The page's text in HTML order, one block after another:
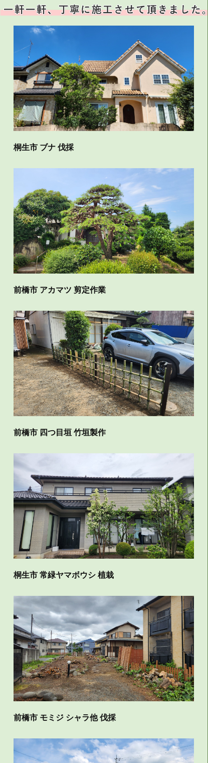
桐生市 ブナ 伐採
前橋市 アカマツ 剪定作業
前橋市 四つ目垣 竹垣製作
桐生市 常緑ヤマボウシ 植栽
前橋市 モミジ シャラ他 伐採